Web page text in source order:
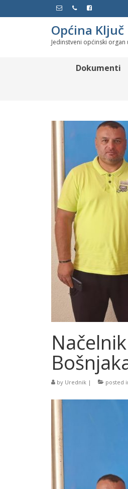
Općina Ključ
Jedinstveni općinski
Dokumenti
by Urednik | posted